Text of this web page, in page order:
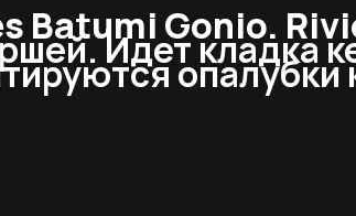
Batumi Gonio.
Идет кладка
опалубки